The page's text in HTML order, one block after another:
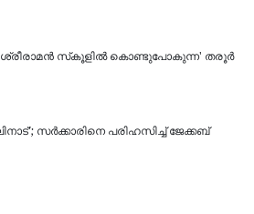
ശ്രീരാമന്‍ സ്​കൂളില്‍ കൊണ്ടുപോകുന്ന' തരൂര്‍
സർക്കാരിനെ പരിഹസിച്ച് ജേക്കബ്